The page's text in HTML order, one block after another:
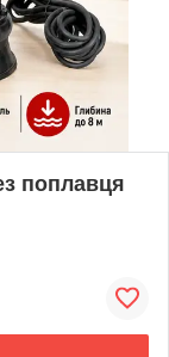
поплавця